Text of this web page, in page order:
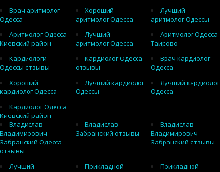
Врач аритмолог
Одесса
Хороший
аритмолог Одесса
Лучший
аритмолог Одессы
Аритмолог Одесса
Киевский район
Лучший
аритмолог Одесса
Аритмолог Одесса
Таирово
Кардиологи
Одессы отзывы
Кардиолог Одесса
отзывы
Врач кардиолог
Одесса
Хороший
кардиолог Одесса
Лучший кардиолог
Одессы
Лучший кардиолог
Одесса
Кардиолог Одесса
Киевский район
Владислав
Владимирович
Забранский Одесса
отзывы
Владислав
Забранский отзывы
Владислав
Владимирович
Забранский отзывы
Лучший
Прикладной
Прикладной